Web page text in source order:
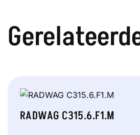
RADWAG C315.6.F1.M